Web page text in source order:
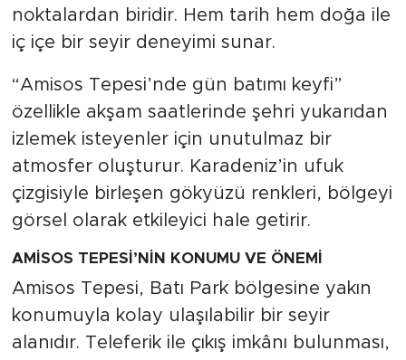
noktalardan biridir. Hem tarih hem doğa ile
iç içe bir seyir deneyimi sunar.
“Amisos Tepesi’nde gün batımı keyfi”
özellikle akşam saatlerinde şehri yukarıdan
izlemek isteyenler için unutulmaz bir
atmosfer oluşturur. Karadeniz’in ufuk
çizgisiyle birleşen gökyüzü renkleri, bölgeyi
görsel olarak etkileyici hale getirir.
AMİSOS TEPESİ’NİN KONUMU VE ÖNEMİ
Amisos Tepesi, Batı Park bölgesine yakın
konumuyla kolay ulaşılabilir bir seyir
alanıdır. Teleferik ile çıkış imkânı bulunması,